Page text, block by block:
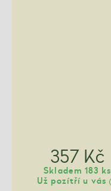
357 Kč
Skladem 183 ks
Už pozítří u vás